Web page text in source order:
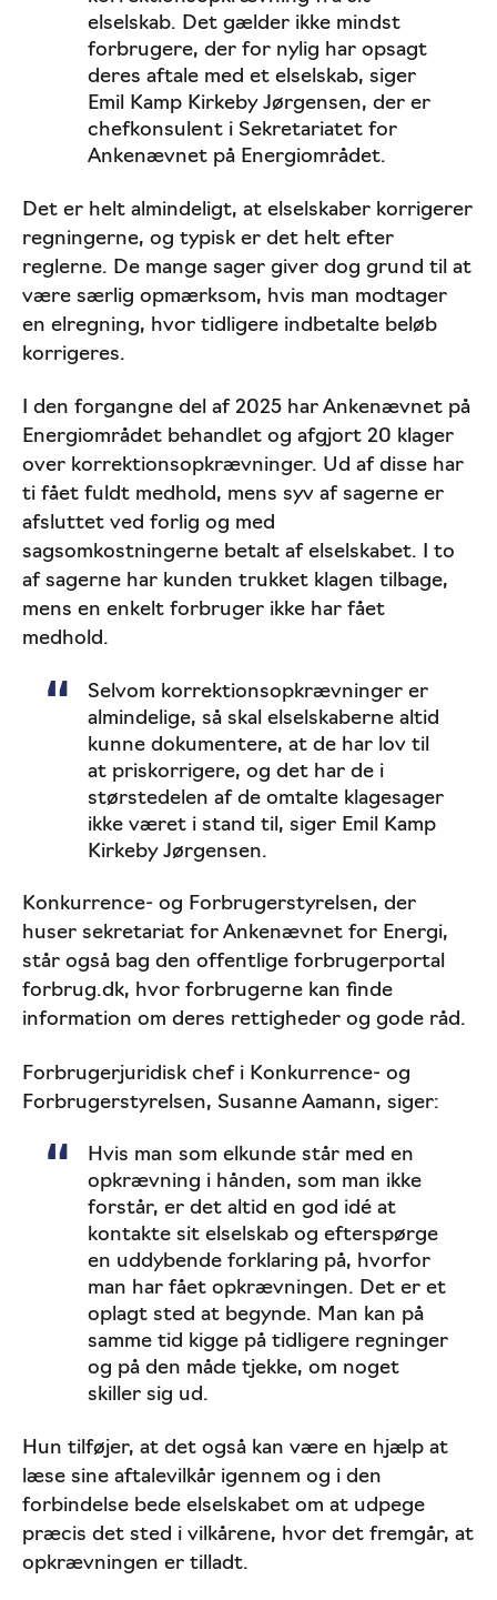
elselskab. Det gælder ikke mindst
forbrugere, der for nylig har opsagt
deres aftale med et elselskab, siger
Emil Kamp Kirkeby Jørgensen, der er
chefkonsulent i Sekretariatet for
Ankenævnet på Energiområdet.
Det er helt almindeligt, at elselskaber korrigerer
regningerne, og typisk er det helt efter
reglerne. De mange sager giver dog grund til at
være særlig opmærksom, hvis man modtager
en elregning, hvor tidligere indbetalte beløb
korrigeres.
I den forgangne del af 2025 har Ankenævnet på
Energiområdet behandlet og afgjort 20 klager
over korrektionsopkrævninger. Ud af disse har
ti fået fuldt medhold, mens syv af sagerne er
afsluttet ved forlig og med
sagsomkostningerne betalt af elselskabet. I to
af sagerne har kunden trukket klagen tilbage,
mens en enkelt forbruger ikke har fået
medhold.
Selvom korrektionsopkrævninger er
almindelige, så skal elselskaberne altid
kunne dokumentere, at de har lov til
at priskorrigere, og det har de i
størstedelen af de omtalte klagesager
ikke været i stand til, siger Emil Kamp
Kirkeby Jørgensen.
Konkurrence- og Forbrugerstyrelsen, der
huser sekretariat for Ankenævnet for Energi,
står også bag den offentlige forbrugerportal
forbrug.dk, hvor forbrugerne kan finde
information om deres rettigheder og gode råd.
Forbrugerjuridisk chef i Konkurrence- og
Forbrugerstyrelsen, Susanne Aamann, siger:
Hvis man som elkunde står med en
opkrævning i hånden, som man ikke
forstår, er det altid en god idé at
kontakte sit elselskab og efterspørge
en uddybende forklaring på, hvorfor
man har fået opkrævningen. Det er et
oplagt sted at begynde. Man kan på
samme tid kigge på tidligere regninger
og på den måde tjekke, om noget
skiller sig ud.
Hun tilføjer, at det også kan være en hjælp at
læse sine aftalevilkår igennem og i den
forbindelse bede elselskabet om at udpege
præcis det sted i vilkårene, hvor det fremgår, at
opkrævningen er tilladt.